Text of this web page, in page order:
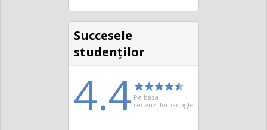
Succesele
studenţilor
4.4 Pe baza
recenziilor Google.